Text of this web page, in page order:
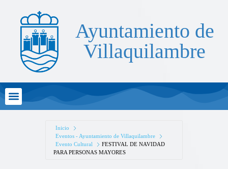
Ayuntamiento de
Villaquilambre
Inicio
Eventos - Ayuntamiento de Villaquilambre
Evento Cultural
FESTIVAL DE NAVIDAD
PARA PERSONAS MAYORES